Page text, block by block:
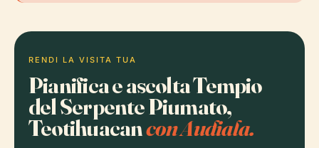
RENDI LA VISITA TUA
Pianifica e ascolta Tempio
del Serpente Piumato,
Teotihuacancon Audiala.